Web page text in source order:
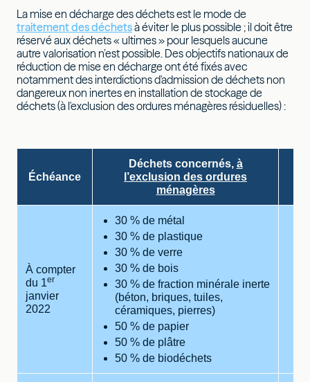
La mise en décharge des déchets est le mode de
traitement des déchetsà éviter le plus possible ; il doit être
réservé aux déchets « ultimes » pour lesquels aucune
autre valorisation n’est possible. Des objectifs nationaux de
réduction de mise en décharge ont été fixés avec
notamment des interdictions d'admission de déchets non
dangereux non inertes en installation de stockage de
déchets (à l'exclusion des ordures ménagères résiduelles) :
Échéance
Déchets concernés, à
l’exclusion des ordures
ménagères
À compter
du 1er
janvier
2022
30 % de métal
30 % de plastique
30 % de verre
30 % de bois
30 % de fraction minérale inerte
(béton, briques, tuiles,
céramiques, pierres)
50 % de papier
50 % de plâtre
50 % de biodéchets